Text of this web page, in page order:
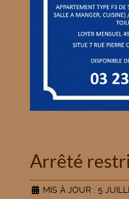
Arrêté
MIS À JOUR : 5